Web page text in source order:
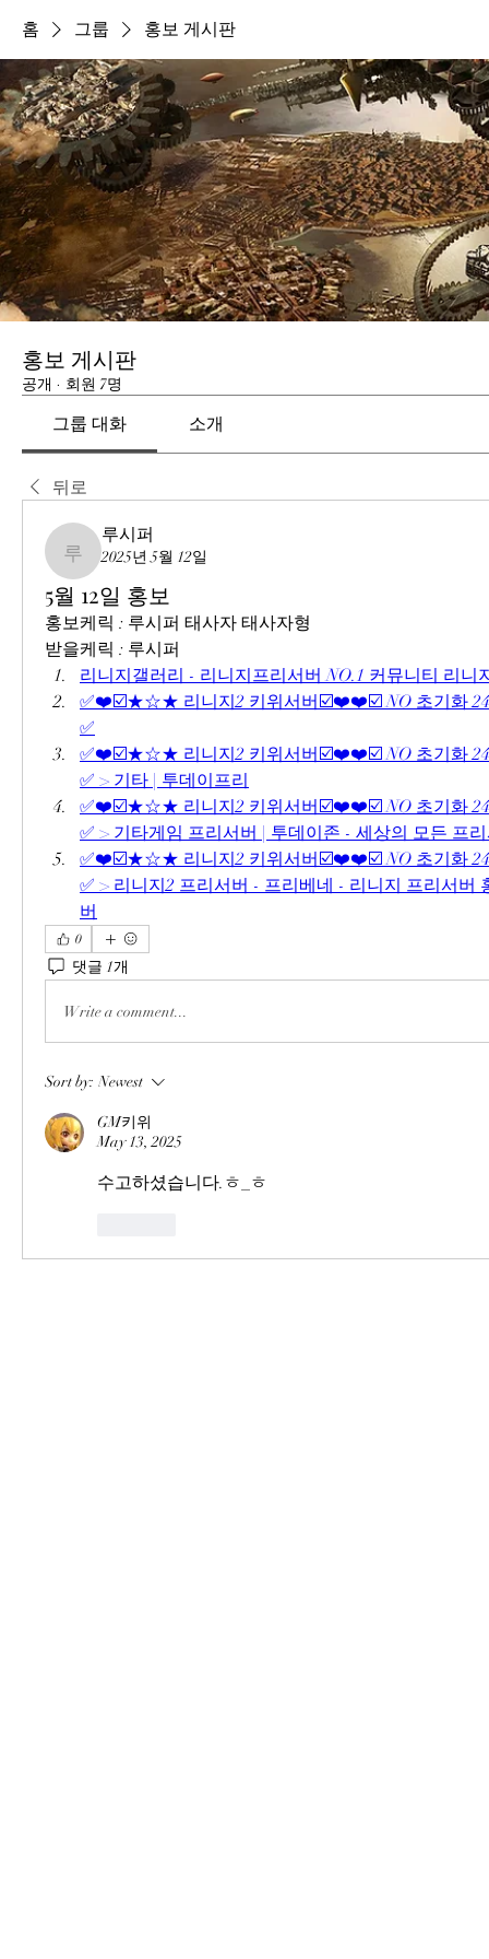
홈 그룹 홍보 게시판
홍보 게시판
공개 · 회원 7명
그룹 대화 소개
뒤로
루시퍼
루시퍼
2025년 5월 12일
5월 12일 홍보
홍보케릭 : 루시퍼 태사자 태사자형
받을케릭 : 루시퍼
리니지갤러리 - 리니지프리서버 NO.1 커뮤니티 리니
✅❤️☑️★☆★ 리니지2 키위서버☑️❤️❤️☑️ NO 초기화
✅
✅❤️☑️★☆★ 리니지2 키위서버☑️❤️❤️☑️ NO 초기화
✅ > 기타 | 투데이프리
✅❤️☑️★☆★ 리니지2 키위서버☑️❤️❤️☑️ NO 초기화
✅ > 기타게임 프리서버 | 투데이존 - 세상의 모든 프
✅❤️☑️★☆★ 리니지2 키위서버☑️❤️❤️☑️ NO 초기화
✅ > 리니지2 프리서버 - 프리베네 - 리니지 프리서버
버
0
댓글 1개
Write a comment...
Sort by: Newest
GM키위
May 13, 2025
수고하셨습니다.ㅎ_ㅎ